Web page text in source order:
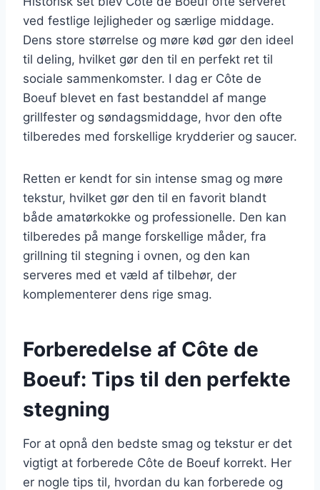
ved festlige lejligheder og særlige middage.
Dens store størrelse og møre kød gør den ideel
til deling, hvilket gør den til en perfekt ret til
sociale sammenkomster. I dag er Côte de
Boeuf blevet en fast bestanddel af mange
grillfester og søndagsmiddage, hvor den ofte
tilberedes med forskellige krydderier og saucer.
Retten er kendt for sin intense smag og møre
tekstur, hvilket gør den til en favorit blandt
både amatørkokke og professionelle. Den kan
tilberedes på mange forskellige måder, fra
grillning til stegning i ovnen, og den kan
serveres med et væld af tilbehør, der
komplementerer dens rige smag.
Forberedelse af Côte de
Boeuf: Tips til den perfekte
stegning
For at opnå den bedste smag og tekstur er det
vigtigt at forberede Côte de Boeuf korrekt. Her
er nogle tips til, hvordan du kan forberede og